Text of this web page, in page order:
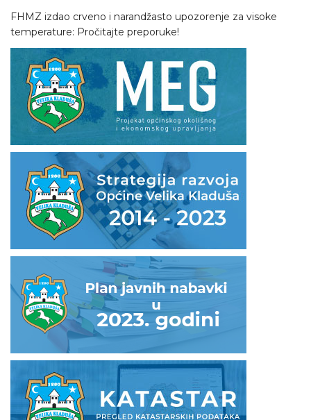
FHMZ izdao crveno i narandžasto upozorenje za visoke
temperature: Pročitajte preporuke!